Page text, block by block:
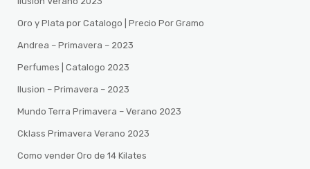
Oro y Plata por Catalogo | Precio Por Gramo
Andrea – Primavera – 2023
Perfumes | Catalogo 2023
Ilusion – Primavera – 2023
Mundo Terra Primavera – Verano 2023
Cklass Primavera Verano 2023
Como vender Oro de 14 Kilates